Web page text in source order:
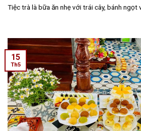
Tiệc trà là bữa ăn nhẹ với trái cây, bánh ngọt
15
Th5